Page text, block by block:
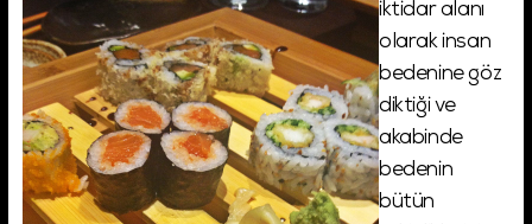
iktidar alanı
olarak insan
bedenine göz
diktiği ve
akabinde
bedenin
bütün